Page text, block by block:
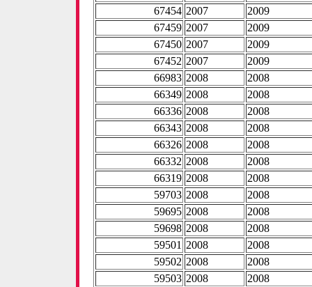
67454 2007
2009
67459 2007
2009
67450 2007
2009
67452 2007
2009
66983 2008
2008
66349 2008
2008
66336 2008
2008
66343 2008
2008
66326 2008
2008
66332 2008
2008
66319 2008
2008
59703 2008
2008
59695 2008
2008
59698 2008
2008
59501 2008
2008
59502 2008
2008
59503 2008
2008